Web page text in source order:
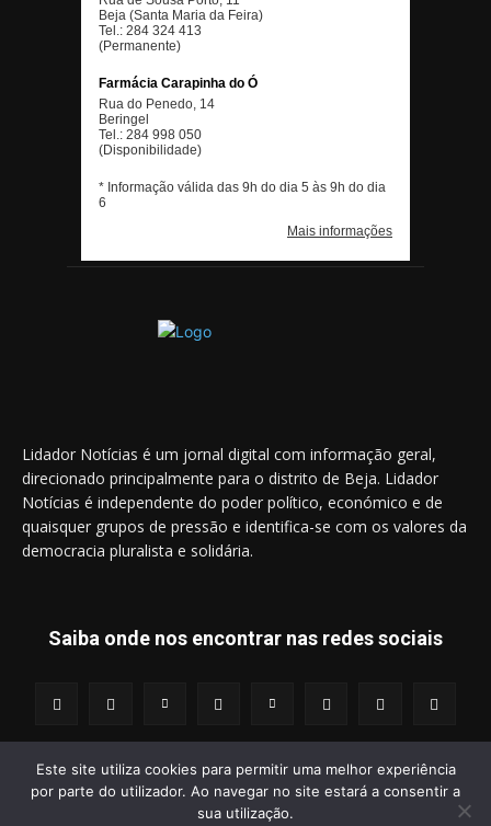
Lidador Notícias é um jornal digital com informação geral,
direcionado principalmente para o distrito de Beja. Lidador
Notícias é independente do poder político, económico e de
quaisquer grupos de pressão e identifica-se com os valores da
democracia pluralista e solidária.
Saiba onde nos encontrar nas redes sociais
© 2014 - 2025 Lidador Notícias. | Todos os Direitos Reservados.
Este site utiliza cookies para permitir uma melhor experiência
por parte do utilizador. Ao navegar no site estará a consentir a
sua utilização.